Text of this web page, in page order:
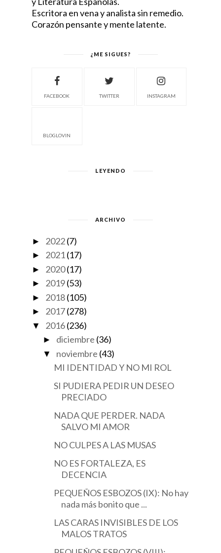
Escritora en vena y analista sin remedio.
Corazón pensante y mente latente.
¿ME SIGUES?
FACEBOOK TWITTER INSTAGRAM
BLOGLOVIN
LEYENDO
ARCHIVO
► 2022(7)
► 2021(17)
► 2020(17)
► 2019(53)
► 2018(105)
► 2017(278)
▼ 2016(236)
► diciembre (36)
▼ noviembre (43)
MI IDENTIDAD Y NO MI ROL
SI PUDIERA PEDIR UN DESEO
PRECIADO
NADA QUE PERDER. NADA
SALVO MI AMOR
NO CULPES A LAS MUSAS
NO ES FORTALEZA, ES
DECENCIA
PEQUEÑOS ESBOZOS (IX): No hay
nada más bonito que ...
LAS CARAS INVISIBLES DE LOS
MALOS TRATOS